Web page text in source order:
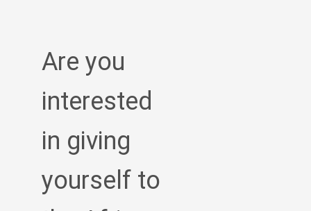
Are you
interested
in giving
yourself to